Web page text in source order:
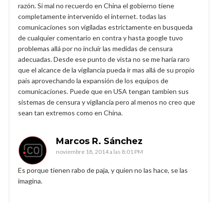
razón. Si mal no recuerdo en China el gobierno tiene
completamente intervenido el internet. todas las
comunicaciones son vigiladas estrictamente en busqueda
de cualquier comentario en contra y hasta google tuvo
problemas allá por no incluir las medidas de censura
adecuadas. Desde ese punto de vista no se me haría raro
que el alcance de la vigilancia pueda ir mas allá de su propio
país aprovechando la expansión de los equipos de
comunicaciones. Puede que en USA tengan tambien sus
sistemas de censura y vigilancia pero al menos no creo que
sean tan extremos como en China.
Marcos R. Sánchez
noviembre 18, 2014 a las 8:01 PM
Es porque tienen rabo de paja, y quien no las hace, se las
imagina.